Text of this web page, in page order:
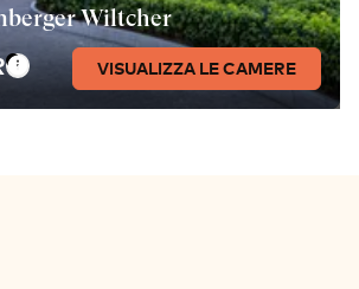
Wiltcher
VISUALIZZA LE CAMERE